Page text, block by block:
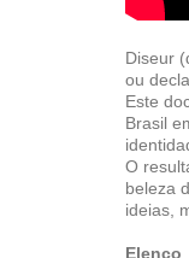
Diseur
ou
Este
Brasil
O
beleza
ideias,
Elenco